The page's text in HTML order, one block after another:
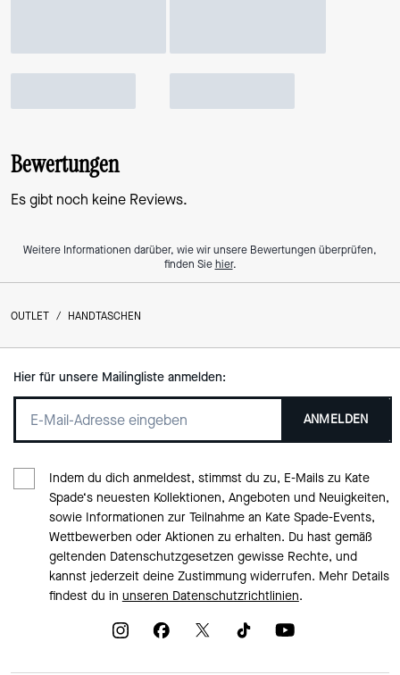
Bewertungen
Es gibt noch keine Reviews.
Weitere Informationen darüber, wie wir unsere Bewertungen überprüfen,
finden Siehier.
OUTLET / HANDTASCHEN
Hier für unsere Mailingliste anmelden:
ANMELDEN
Indem du dich anmeldest, stimmst du zu, E-Mails zu Kate
Spade‘s neuesten Kollektionen, Angeboten und Neuigkeiten,
sowie Informationen zur Teilnahme an Kate Spade-Events,
Wettbewerben oder Aktionen zu erhalten. Du hast gemäß
geltenden Datenschutzgesetzen gewisse Rechte, und
kannst jederzeit deine Zustimmung widerrufen. Mehr Details
findest du in unseren Datenschutzrichtlinien.